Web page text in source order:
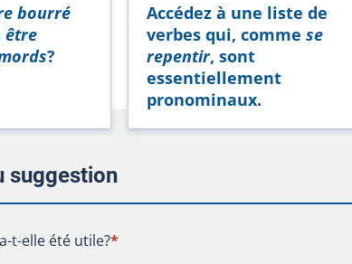
bourré
être
?
Accédez à une liste de
verbes qui, comme se
repentir, sont
essentiellement
pronominaux.
suggestion
a-t-elle été utile?
t-elle été utile?*